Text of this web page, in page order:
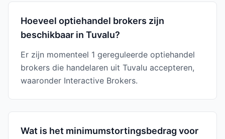
Hoeveel optiehandel brokers zijn
beschikbaar in Tuvalu?
Er zijn momenteel 1 gereguleerde optiehandel
brokers die handelaren uit Tuvalu accepteren,
waaronder Interactive Brokers.
Wat is het minimumstortingsbedrag voor